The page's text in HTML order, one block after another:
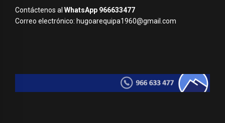
Contáctenos al WhatsApp 966633477
Correo electrónico: hugoarequipa1960@gmail.com